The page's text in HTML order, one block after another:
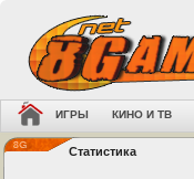
ИГРЫ КИНО И ТВ
Статистика